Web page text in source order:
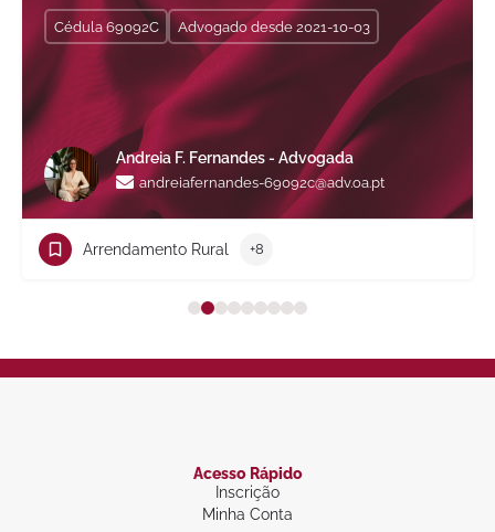
Andreia F. Fernandes - Advogada
andreiafernandes-69092c@adv.oa.pt
Cédula 69092C Advogado desde 2021-10-03
Arrendamento Rural +8
Acesso Rápido
Inscrição
Minha Conta